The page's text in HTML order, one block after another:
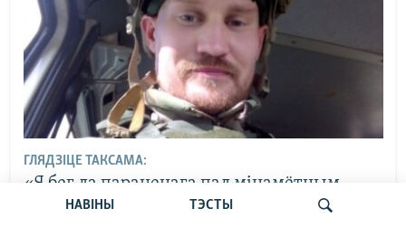
НАВІНЫ ТЭСТЫ
ГЛЯДЗІЦЕ ТАКСАМА:
«Я бег да параненага пад мінамётным
агнём». Беларус «Фрэдзі» расказвае,